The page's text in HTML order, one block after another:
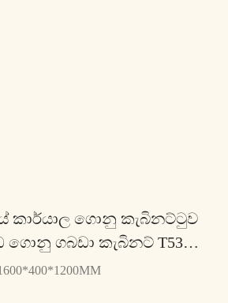
කාර්යාල ගොනු කැබිනට්ටුව
ගබඩා කැබිනට් T539G
- යූසෙන්